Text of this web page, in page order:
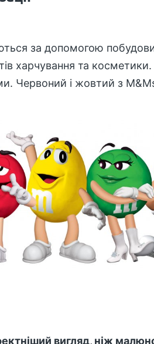
за допомогою побудови
харчування та
Червоний і жовтий з
вигляд, ніж